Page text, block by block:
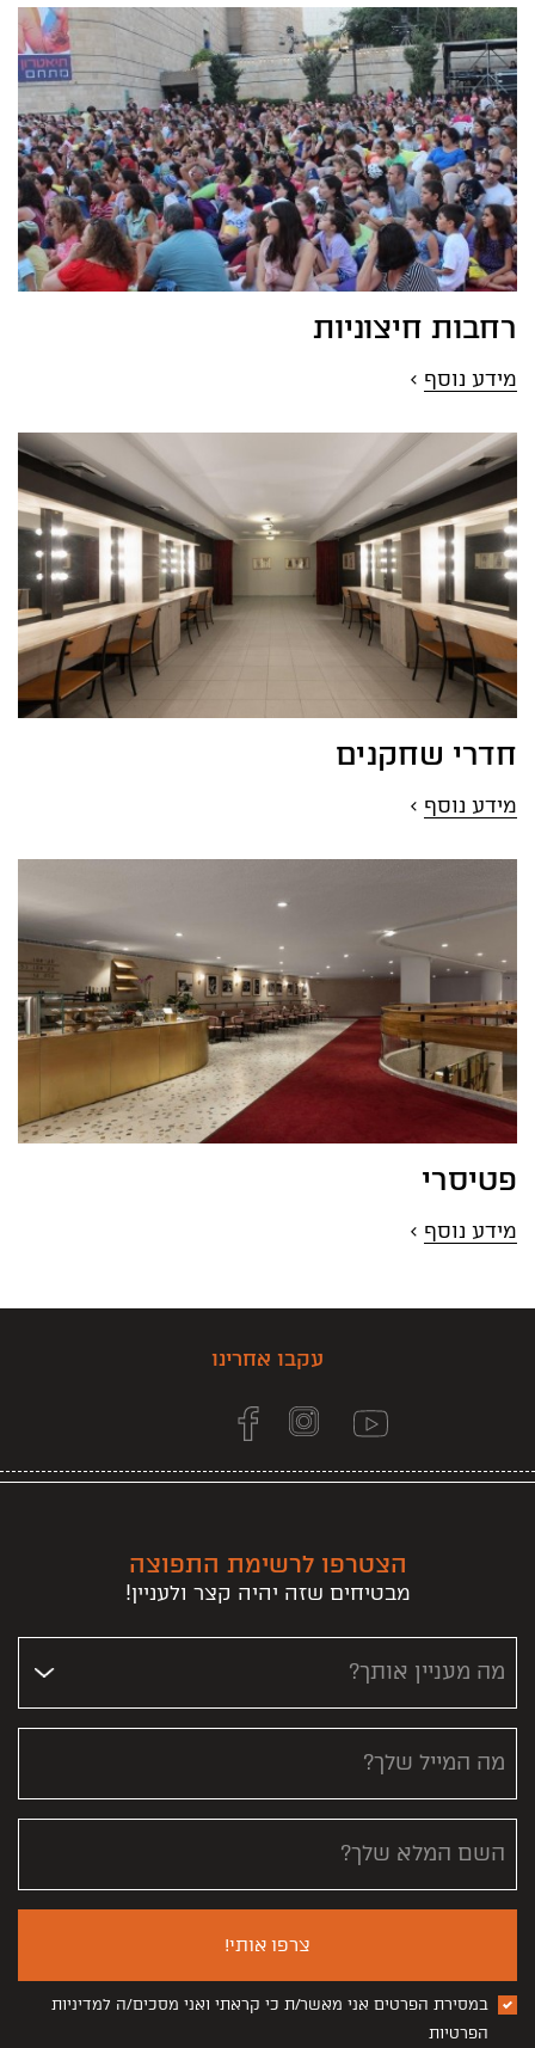
רחבות חיצוניות
מידע נוסף >
חדרי שחקנים
מידע נוסף >
פטיסרי
מידע נוסף >
עקבו אחרינו
הצטרפו לרשימת התפוצה
מבטיחים שזה יהיה קצר ולעניין!
מה מעניין אותך?
מה המייל שלך?
השם המלא שלך?
צרפו אותי!
במסירת הפרטים אני מאשר/ת כי קראתי ואני מסכים/ה למדיניות
הפרטיות